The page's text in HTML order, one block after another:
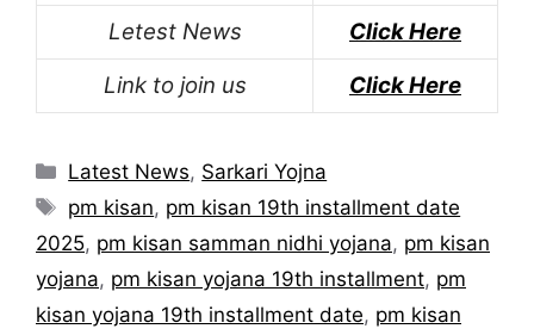
Letest News
Click Here
Link to join us
Click Here
Categories
Latest News, Sarkari Yojna
Tags
pm kisan, pm kisan 19th installment date
2025, pm kisan samman nidhi yojana, pm kisan
yojana, pm kisan yojana 19th installment, pm
kisan yojana 19th installment date, pm kisan